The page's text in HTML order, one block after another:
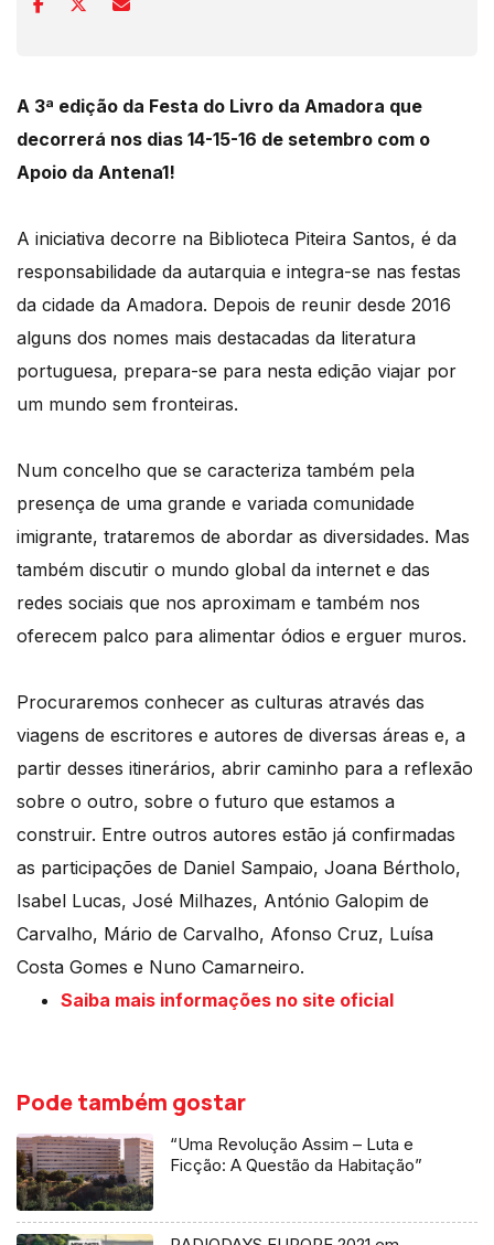
A 3ª edição da Festa do Livro da Amadora que
decorrerá nos dias 14-15-16 de setembro com o
Apoio da Antena1!
A iniciativa decorre na Biblioteca Piteira Santos, é da
responsabilidade da autarquia e integra-se nas festas
da cidade da Amadora. Depois de reunir desde 2016
alguns dos nomes mais destacadas da literatura
portuguesa, prepara-se para nesta edição viajar por
um mundo sem fronteiras.
Num concelho que se caracteriza também pela
presença de uma grande e variada comunidade
imigrante, trataremos de abordar as diversidades. Mas
também discutir o mundo global da internet e das
redes sociais que nos aproximam e também nos
oferecem palco para alimentar ódios e erguer muros.
Procuraremos conhecer as culturas através das
viagens de escritores e autores de diversas áreas e, a
partir desses itinerários, abrir caminho para a reflexão
sobre o outro, sobre o futuro que estamos a
construir. Entre outros autores estão já confirmadas
as participações de Daniel Sampaio, Joana Bértholo,
Isabel Lucas, José Milhazes, António Galopim de
Carvalho, Mário de Carvalho, Afonso Cruz, Luísa
Costa Gomes e Nuno Camarneiro.
Saiba mais informações no site oficial
Pode também gostar
“Uma Revolução Assim – Luta e
Ficção: A Questão da Habitação”